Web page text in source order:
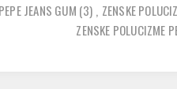
JEANS GUM (3) , ZENSKE
ZENSKE POLUCIZME